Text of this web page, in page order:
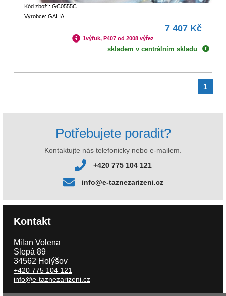
Kód zboží: GC0555C
Výrobce: GALIA
7 407 Kč
1výfuk, P407 od 2008 výřez
skladem v centrálním skladu
1
Potřebujete poradit?
Kontaktujte nás telefonicky nebo e-mailem.
+420 775 104 121
info@e-taznezarizeni.cz
Kontakt
Milan Volena
Slepá 89
34562 Holýšov
+420 775 104 121
info@e-taznezarizeni.cz